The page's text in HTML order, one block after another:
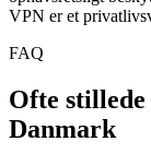
VPN er et
FAQ
Ofte
Danmark